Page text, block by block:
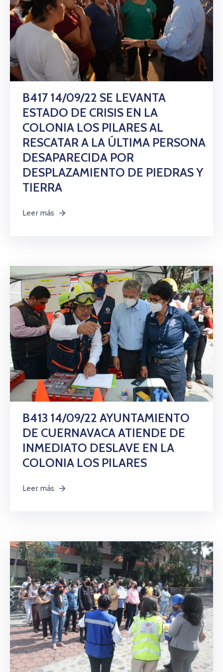
B417 14/09/22 SE LEVANTA
ESTADO DE CRISIS EN LA
COLONIA LOS PILARES AL
RESCATAR A LA ÚLTIMA PERSONA
DESAPARECIDA POR
DESPLAZAMIENTO DE PIEDRAS Y
TIERRA
Leer más
B413 14/09/22 AYUNTAMIENTO
DE CUERNAVACA ATIENDE DE
INMEDIATO DESLAVE EN LA
COLONIA LOS PILARES
Leer más